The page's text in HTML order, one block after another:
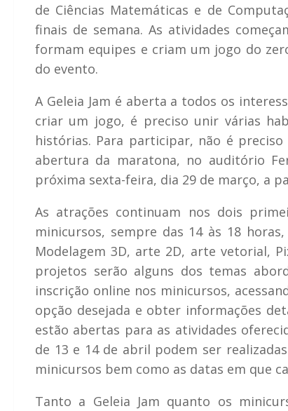
de Ciências Matemáticas e de
finais de semana. As atividades
formam equipes e criam um jogo do
do evento.
A Geleia Jam é aberta a todos os
criar um jogo, é preciso unir várias
histórias. Para participar, não é
abertura da maratona, no auditório
próxima sexta-feira, dia 29 de março, a
As atrações continuam nos dois
minicursos, sempre das 14 às 18
Modelagem 3D, arte 2D, arte vetorial,
projetos serão alguns dos temas
inscrição online nos minicursos,
opção desejada e obter informações
estão abertas para as atividades
de 13 e 14 de abril podem ser
minicursos bem como as datas em que
Tanto a Geleia Jam quanto os